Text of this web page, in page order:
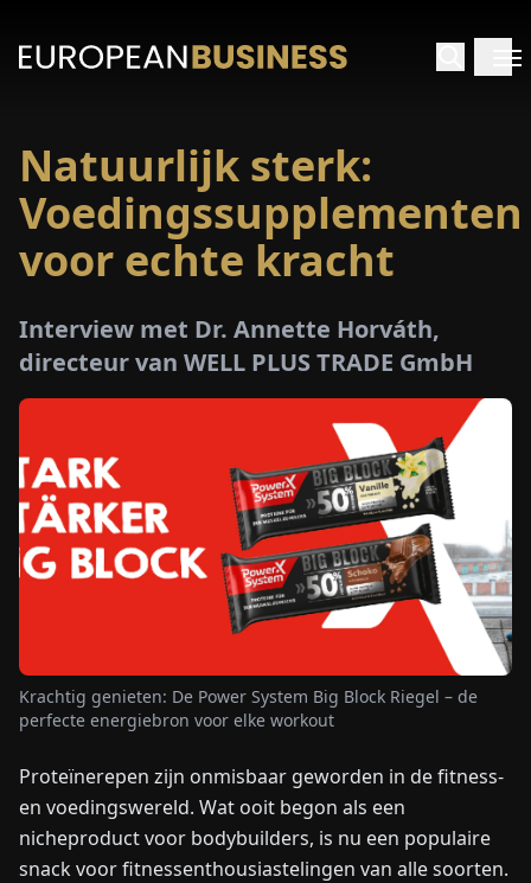
OVER
ONS
NEEM
CONTACT
Natuurlijk sterk:
Voedingssupplementen
voor echte kracht
Interview met Dr. Annette Horváth,
directeur van WELL PLUS TRADE GmbH
Krachtig genieten: De Power System Big Block Riegel – de
perfecte energiebron voor elke workout
Proteïnerepen zijn onmisbaar geworden in de fitness-
en voedingswereld. Wat ooit begon als een
nicheproduct voor bodybuilders, is nu een populaire
snack voor fitnessenthousiastelingen van alle soorten.